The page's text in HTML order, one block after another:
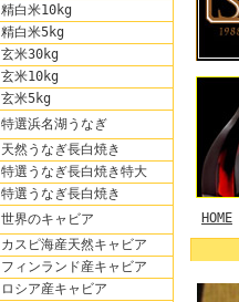
精白米10kg
精白米5kg
玄米30kg
玄米10kg
玄米5kg
特選浜名湖うなぎ
天然うなぎ長白焼き
特選うなぎ長白焼き特大
特選うなぎ長白焼き
世界のキャビア
カスピ海産天然キャビア
フィンランド産キャビア
ロシア産キャビア
HOME